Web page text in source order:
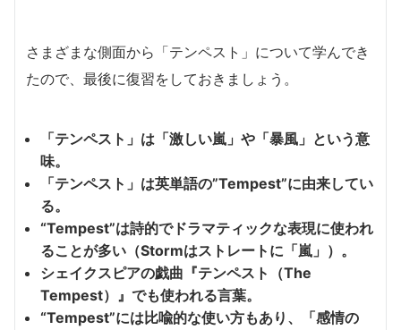
さまざまな側面から「テンペスト」について学んでき
たので、最後に復習をしておきましょう。
「テンペスト」は「激しい嵐」や「暴風」という意
味。
「テンペスト」は英単語の”Tempest”に由来してい
る。
“Tempest”は詩的でドラマティックな表現に使われ
ることが多い（Stormはストレートに「嵐」）。
シェイクスピアの戯曲『テンペスト（The
Tempest）』でも使われる言葉。
“Tempest”には比喩的な使い方もあり、「感情の